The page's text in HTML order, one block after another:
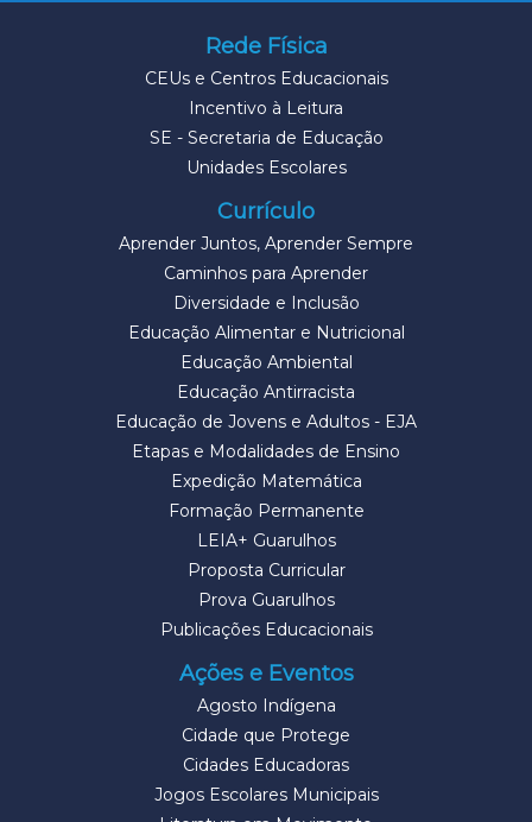
Rede Física
CEUs e Centros Educacionais
Incentivo à Leitura
SE - Secretaria de Educação
Unidades Escolares
Currículo
Aprender Juntos, Aprender Sempre
Caminhos para Aprender
Diversidade e Inclusão
Educação Alimentar e Nutricional
Educação Ambiental
Educação Antirracista
Educação de Jovens e Adultos - EJA
Etapas e Modalidades de Ensino
Expedição Matemática
Formação Permanente
LEIA+ Guarulhos
Proposta Curricular
Prova Guarulhos
Publicações Educacionais
Ações e Eventos
Agosto Indígena
Cidade que Protege
Cidades Educadoras
Jogos Escolares Municipais